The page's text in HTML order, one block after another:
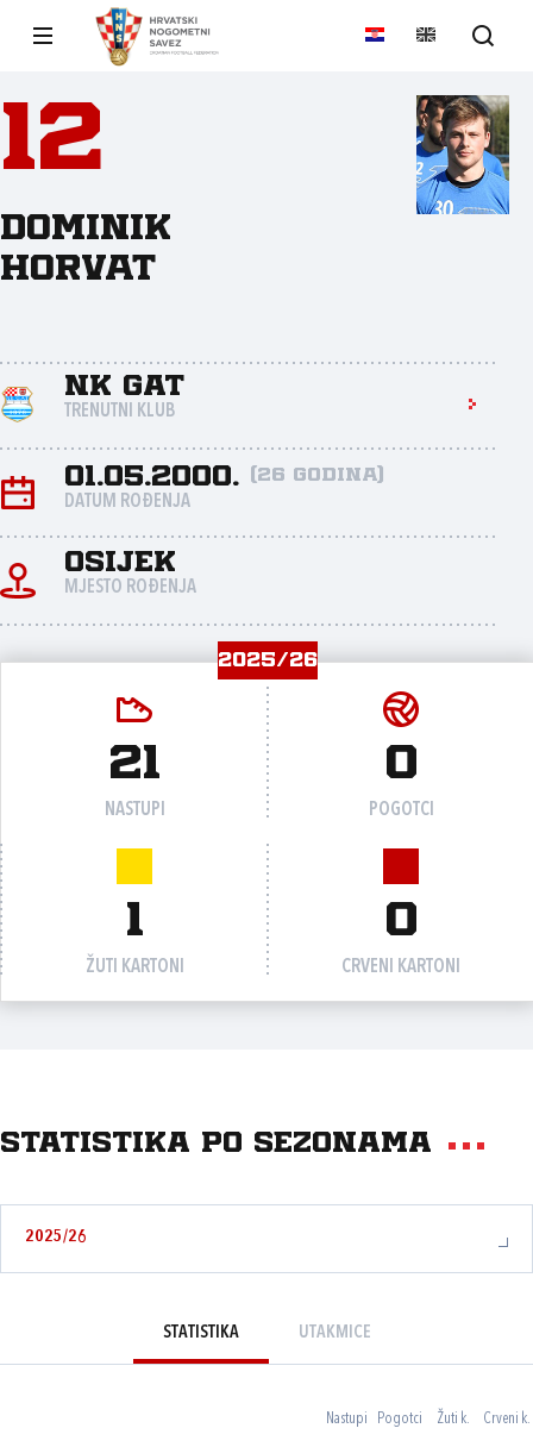
12
Dominik
Horvat
NK Gat
TRENUTNI KLUB
01.05.2000. (26 godina)
DATUM ROĐENJA
Osijek
MJESTO ROĐENJA
2025/26
21
NASTUPI
0
POGOTCI
1
ŽUTI KARTONI
0
CRVENI KARTONI
Statistika po sezonama
2025/26
STATISTIKA UTAKMICE
Nastupi Pogotci Žuti k. Crveni k.